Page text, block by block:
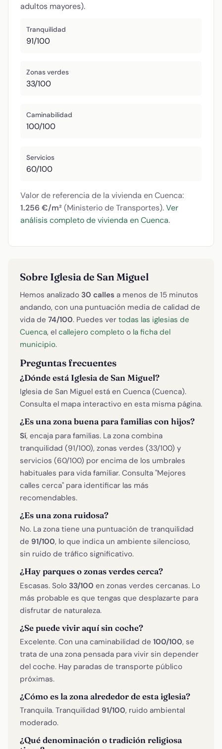
adultos mayores).
Tranquilidad
91/100
Zonas verdes
33/100
Caminabilidad
100/100
Servicios
60/100
Valor de referencia de la vivienda en Cuenca:
1.256 €/m² (Ministerio de Transportes).Ver
análisis completo de vivienda en Cuenca.
Sobre Iglesia de San Miguel
Hemos analizado 30 calles a menos de 15 minutos
andando, con una puntuación media de calidad de
vida de 74/100. Puedes ver todas las iglesias de
Cuenca, el callejero completo o la ficha del
municipio.
Preguntas frecuentes
¿Dónde está Iglesia de San Miguel?
Iglesia de San Miguel está en Cuenca (Cuenca).
Consulta el mapa interactivo en esta misma página.
¿Es una zona buena para familias con hijos?
Sí, encaja para familias. La zona combina
tranquilidad (91/100), zonas verdes (33/100) y
servicios (60/100) por encima de los umbrales
habituales para vida familiar. Consulta "Mejores
calles cerca" para identificar las más
recomendables.
¿Es una zona ruidosa?
No. La zona tiene una puntuación de tranquilidad
de 91/100, lo que indica un ambiente silencioso,
sin ruido de tráfico significativo.
¿Hay parques o zonas verdes cerca?
Escasas. Solo 33/100 en zonas verdes cercanas. Lo
más probable es que tengas que desplazarte para
disfrutar de naturaleza.
¿Se puede vivir aquí sin coche?
Excelente. Con una caminabilidad de 100/100, se
trata de una zona pensada para vivir sin depender
del coche. Hay paradas de transporte público
próximas.
¿Cómo es la zona alrededor de esta iglesia?
Tranquila. Tranquilidad 91/100, ruido ambiental
moderado.
¿Qué denominación o tradición religiosa